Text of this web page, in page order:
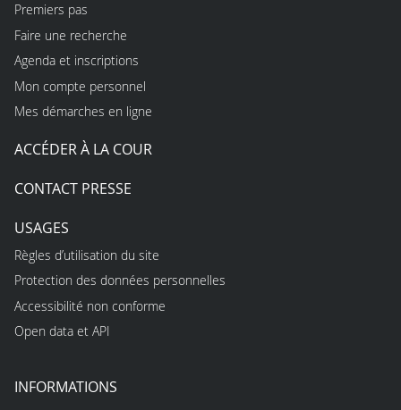
Premiers pas
Faire une recherche
Agenda et inscriptions
Mon compte personnel
Mes démarches en ligne
ACCÉDER À LA COUR
CONTACT PRESSE
USAGES
Règles d’utilisation du site
Protection des données personnelles
Accessibilité non conforme
Open data et API
INFORMATIONS